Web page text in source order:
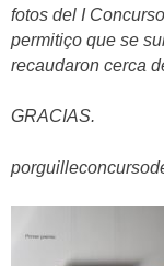
fotos del I
permitiço que se
recaudaron cerca
GRACIAS.